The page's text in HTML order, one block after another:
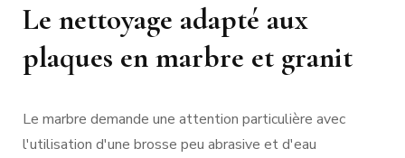
Le nettoyage adapté aux
plaques en marbre et granit
Le marbre demande une attention particulière avec
l'utilisation d'une brosse peu abrasive et d'eau